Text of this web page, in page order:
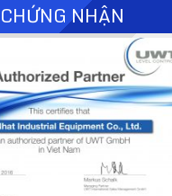
CHỨNG NHẬN